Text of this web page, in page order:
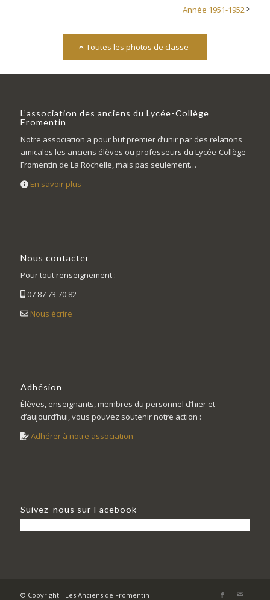
Année 1951-1952
Toutes les photos de classe
L’association des anciens du Lycée-Collège
Fromentin
Notre association a pour but premier d’unir par des relations
amicales les anciens élèves ou professeurs du Lycée-Collège
Fromentin de La Rochelle, mais pas seulement…
En savoir plus
Nous contacter
Pour tout renseignement :
07 87 73 70 82
Nous écrire
Adhésion
Élèves, enseignants, membres du personnel d’hier et
d’aujourd’hui, vous pouvez soutenir notre action :
Adhérer à notre association
Suivez-nous sur Facebook
© Copyright - Les Anciens de Fromentin